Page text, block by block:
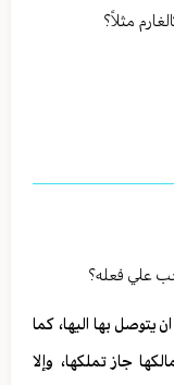
مثلاً؟
علي فعله؟
يتوصل بها اليها، كما
جاز تملكها، وإلا